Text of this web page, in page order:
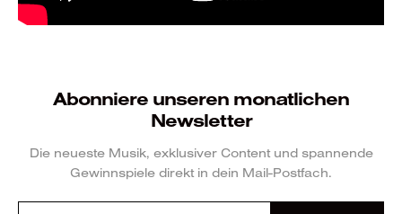
Abonniere unseren monatlichen
Newsletter
Die neueste Musik, exklusiver Content und spannende
Gewinnspiele direkt in dein Mail-Postfach.